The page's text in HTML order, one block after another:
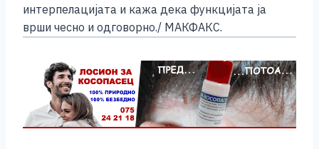
интерпелацијата и кажа дека функцијата ја
врши чесно и одговорно./ МАКФАКС.